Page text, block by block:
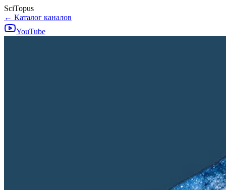
SciTopus
← Каталог каналов
YouTube